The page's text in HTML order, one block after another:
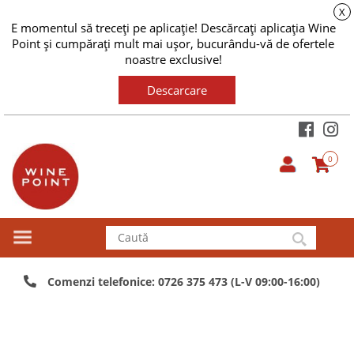
E momentul să treceți pe aplicație! Descărcați aplicația Wine
Point și cumpărați mult mai ușor, bucurându-vă de ofertele
noastre exclusive!
X
Descarcare
0
Comenzi telefonice: 0726 375 473 (L-V 09:00-16:00)